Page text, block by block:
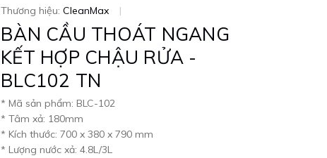
Thương hiệu: CleanMax |
BÀN CẦU THOÁT NGANG
KẾT HỢP CHẬU RỬA -
BLC102 TN
* Mã sản phẩm: BLC-102
* Tâm xả: 180mm
* Kích thước: 700 x 380 x 790 mm
* Lượng nước xả: 4.8L/3L